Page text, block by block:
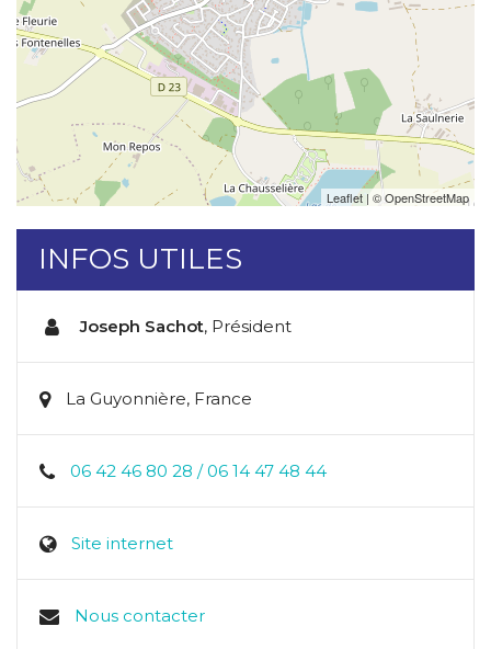
Leaflet | ©OpenStreetMap
INFOS UTILES
Joseph Sachot, Président
La Guyonnière, France
06 42 46 80 28 / 06 14 47 48 44
Site internet
Nous contacter